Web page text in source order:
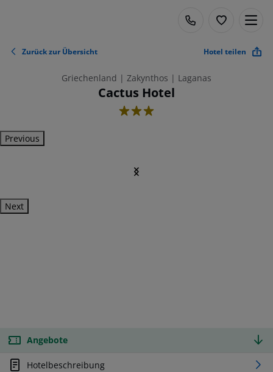
Zurück zur Übersicht Hotel teilen
Griechenland | Zakynthos | Laganas
Cactus Hotel
3
Previous
Next
Angebote
Hotelbeschreibung